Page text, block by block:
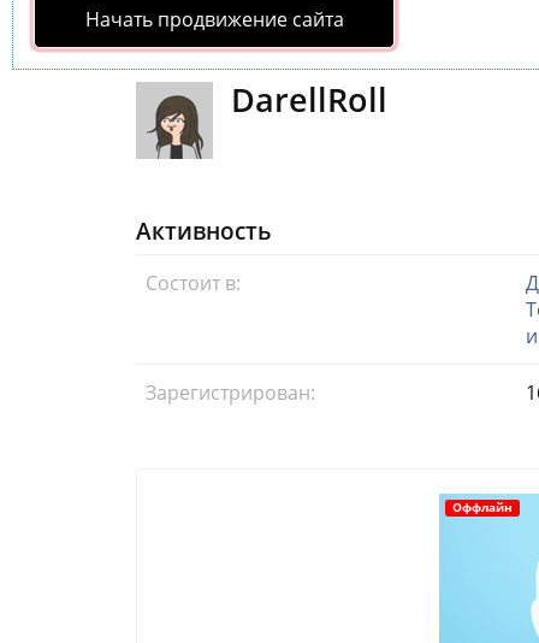
Начать продвижение сайта
DarellRoll
Активность
Состоит в:
Зарегистрирован:
Оффлайн